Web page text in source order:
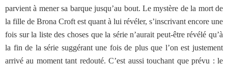
parvient à mener sa barque jusqu’au bout. Le mystère de la mort de
la fille de Brona Croft est quant à lui révéler, s’inscrivant encore une
fois sur la liste des choses que la série n’aurait peut-être révélé qu’à
la fin de la série suggérant une fois de plus que l’on est justement
arrivé au moment tant redouté. C’est aussi touchant que prévu : le